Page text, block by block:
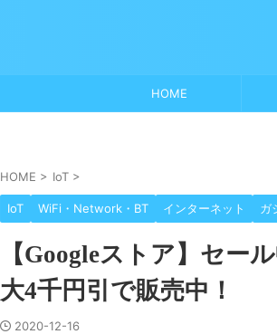
HOME
HOME > IoT >
IoT WiFi・Network・BT インターネット ガ
【Googleストア】セー
大4千円引で販売中！
2020-12-16